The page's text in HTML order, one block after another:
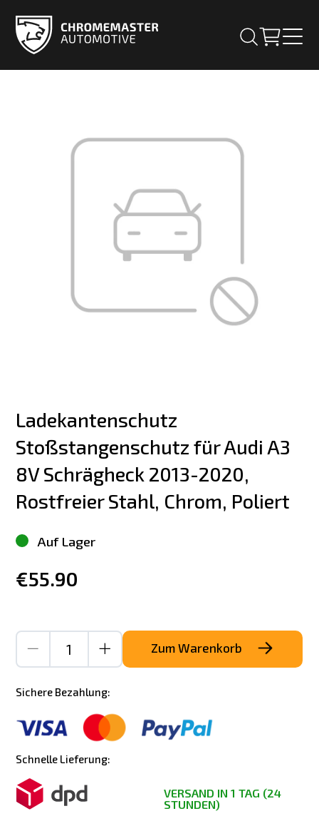
Ladekantenschutz
Stoßstangenschutz für Audi A3
8V Schrägheck 2013-2020,
Rostfreier Stahl, Chrom, Poliert
Auf Lager
€55.90
Zum Warenkorb
Sichere Bezahlung:
Schnelle Lieferung:
VERSAND IN 1 TAG (24
STUNDEN)